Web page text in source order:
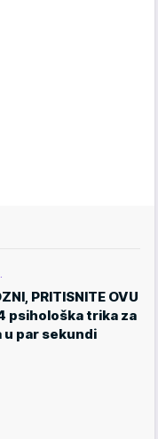
PRITISNITE OVU
psihološka trika za
par sekundi